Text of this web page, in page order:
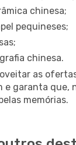
chinesa;
pequineses;
chinesa.
as
e garanta que,
memórias.